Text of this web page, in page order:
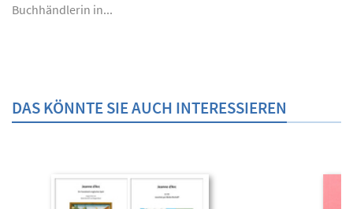
Buchhändlerin in...
DAS KÖNNTE SIE AUCH INTERESSIEREN